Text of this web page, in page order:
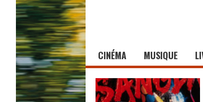
CINÉMA MUSIQUE